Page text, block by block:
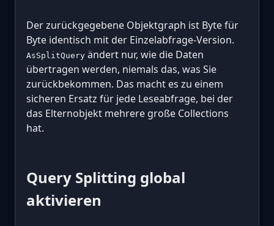
Der zurückgegebene Objektgraph ist Byte für
Byte identisch mit der Einzelabfrage-Version.
AsSplitQuery ändert nur, wie die Daten
übertragen werden, niemals das, was Sie
zurückbekommen. Das macht es zu einem
sicheren Ersatz für jede Leseabfrage, bei der
das Elternobjekt mehrere große Collections
hat.
Query Splitting global
aktivieren